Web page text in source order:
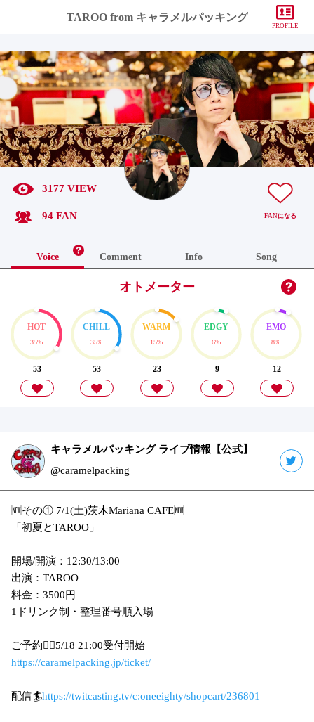
TAROO from キャラメルパッキング
PROFILE
3177 VIEW
94 FAN FANになる
Voice Comment Info Song
オトメーター
HOT
35%
53
CHILL
35%
53
WARM
15%
23
EDGY
6%
9
EMO
8%
12
キャラメルパッキング ライブ情報【公式】
@caramelpacking
🆕その① 7/1(土)茨木Mariana CAFE🆕
「初夏とTAROO」
開場/開演：12:30/13:00
出演：TAROO
料金：3500円
1ドリンク制・整理番号順入場
ご予約🏄‍♀️5/18 21:00受付開始
https://caramelpacking.jp/ticket/
配信🏄https://twitcasting.tv/c:oneeighty/shopcart/236801